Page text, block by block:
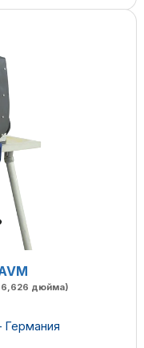
6,626 дюйма)
Германия